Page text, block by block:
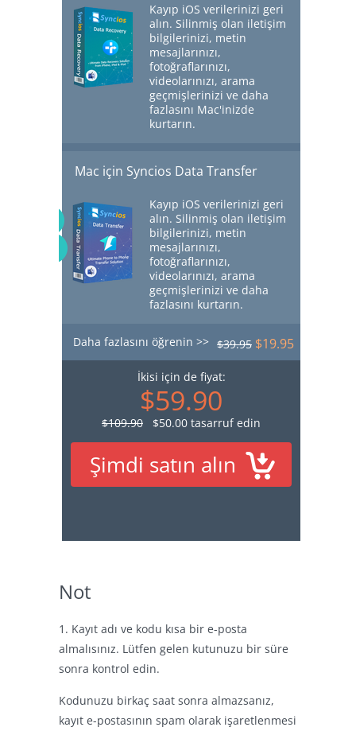
Kayıp iOS verilerinizi geri
alın. Silinmiş olan iletişim
bilgilerinizi, metin
mesajlarınızı,
fotoğraflarınızı,
videolarınızı, arama
geçmişlerinizi ve daha
fazlasını Mac'inizde
kurtarın.
$69.95
Mac için Syncios Data Transfer
Kayıp iOS verilerinizi geri
alın. Silinmiş olan iletişim
bilgilerinizi, metin
mesajlarınızı,
fotoğraflarınızı,
videolarınızı, arama
geçmişlerinizi ve daha
fazlasını kurtarın.
Daha fazlasını öğrenin >> $39.95 $19.95
İkisi için de fiyat:
$59.90
$109.90 $50.00 tasarruf edin
Şimdi satın alın
Not
1. Kayıt adı ve kodu kısa bir e-posta
almalısınız. Lütfen gelen kutunuzu bir süre
sonra kontrol edin.
Kodunuzu birkaç saat sonra almazsanız,
kayıt e-postasının spam olarak işaretlenmesi